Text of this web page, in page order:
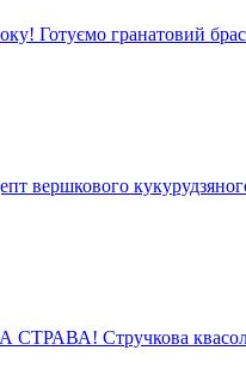
Готуємо гранатовий
вершкового
Стручкова квасоля